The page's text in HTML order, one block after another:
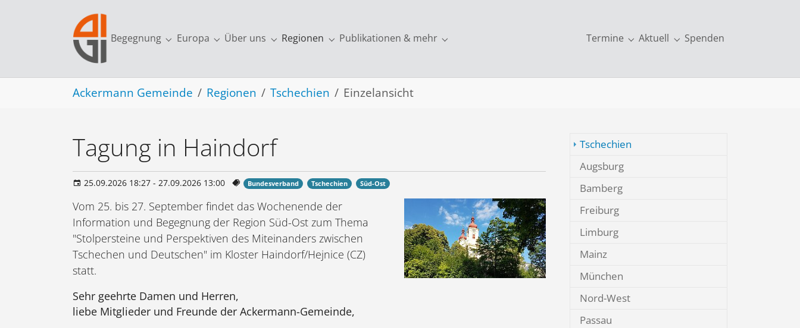
Begegnung Submenu for "Begegnung"
Europa Submenu for "Europa"
Über uns Submenu for "Über uns"
Regionen Submenu for "Regionen"
Publikationen & mehr Submenu for "Publikationen & mehr"
Termine Submenu for "Termine"
Aktuell Submenu for "Aktuell"
Spenden
You are here:
Ackermann Gemeinde Regionen Tschechien Einzelansicht
Tagung in Haindorf
25.09.2026 18:27 - 27.09.2026 13:00 Bundesverband Tschechien Süd-Ost
Vom 25. bis 27. September findet das Wochenende der
Information und Begegnung der Region Süd-Ost zum Thema
"Stolpersteine und Perspektiven des Miteinanders zwischen
Tschechen und Deutschen" im Kloster Haindorf/Hejnice (CZ)
statt.
Sehr geehrte Damen und Herren,
liebe Mitglieder und Freunde der Ackermann-Gemeinde,
Tschechien
Augsburg
Bamberg
Freiburg
Limburg
Mainz
München
Nord-West
Passau